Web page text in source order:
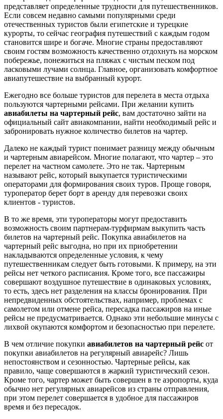
представляет определенные трудности для путешественников.
Если совсем недавно самыми популярными среди
отечественных туристов были египетские и турецкие
курорты, то сейчас география путешествий с каждым годом
становится шире и богаче. Многие страны предоставляют
своим гостям возможность качественно отдохнуть на морском
побережье, понежиться на пляжах с чистым песком под
ласковыми лучами солнца. Главное, организовать комфортное
авиапутешествие на выбранный курорт.
Ежегодно все больше туристов для перелета в места отдыха
пользуются чартерными рейсами. При желании купить
авиабилеты на чартерный рейс, вам достаточно зайти на
официальный сайт авиакомпании, найти необходимый рейс и
забронировать нужное количество билетов на чартер.
Далеко не каждый турист понимает разницу между обычным
и чартерным авиарейсом. Многие полагают, что чартер – это
перелет на частном самолете. Это не так. Чартерным
называют рейс, который выкупается туристическими
операторами для формирования своих туров. Проще говоря,
туроператор берет борт в аренду для перевозки своих
клиентов - туристов.
В то же время, эти туроператоры могут предоставить
возможность своим партнерам-турфирмам выкупить часть
билетов на чартерный рейс. Покупка авиабилетов на
чартерный рейс выгодна, но при их приобретении
накладываются определенные условия, к чему
путешественникам следует быть готовыми. К примеру, на эти
рейсы нет четкого расписания. Кроме того, все пассажиры
совершают воздушное путешествие в одинаковых условиях,
то есть, здесь нет разделения на классы бронирования. При
непредвиденных обстоятельствах, например, проблемах с
самолетом или отмене рейса, пересадка пассажиров на иные
рейсы не предусматривается. Однако эти небольшие минусы с
лихвой окупаются комфортом и безопасностью при перелете.
В чем отличие покупки авиабилетов на чартерный рейс от
покупки авиабилетов на регулярный авиарейс? Лишь
непостоянством и сезонностью. Чартерные рейсы, как
правило, чаще совершаются в жаркий туристический сезон.
Кроме того, чартер может быть совершен в те аэропорты, куда
обычно нет регулярных авиарейсов из страны отправления,
при этом перелет совершается в удобное для пассажиров
время и без пересадок.